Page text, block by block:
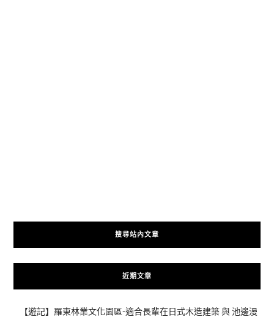
搜尋站內文章
近期文章
【遊記】羅東林業文化園區-適合長輩在日式木造建築 與 池邊漫